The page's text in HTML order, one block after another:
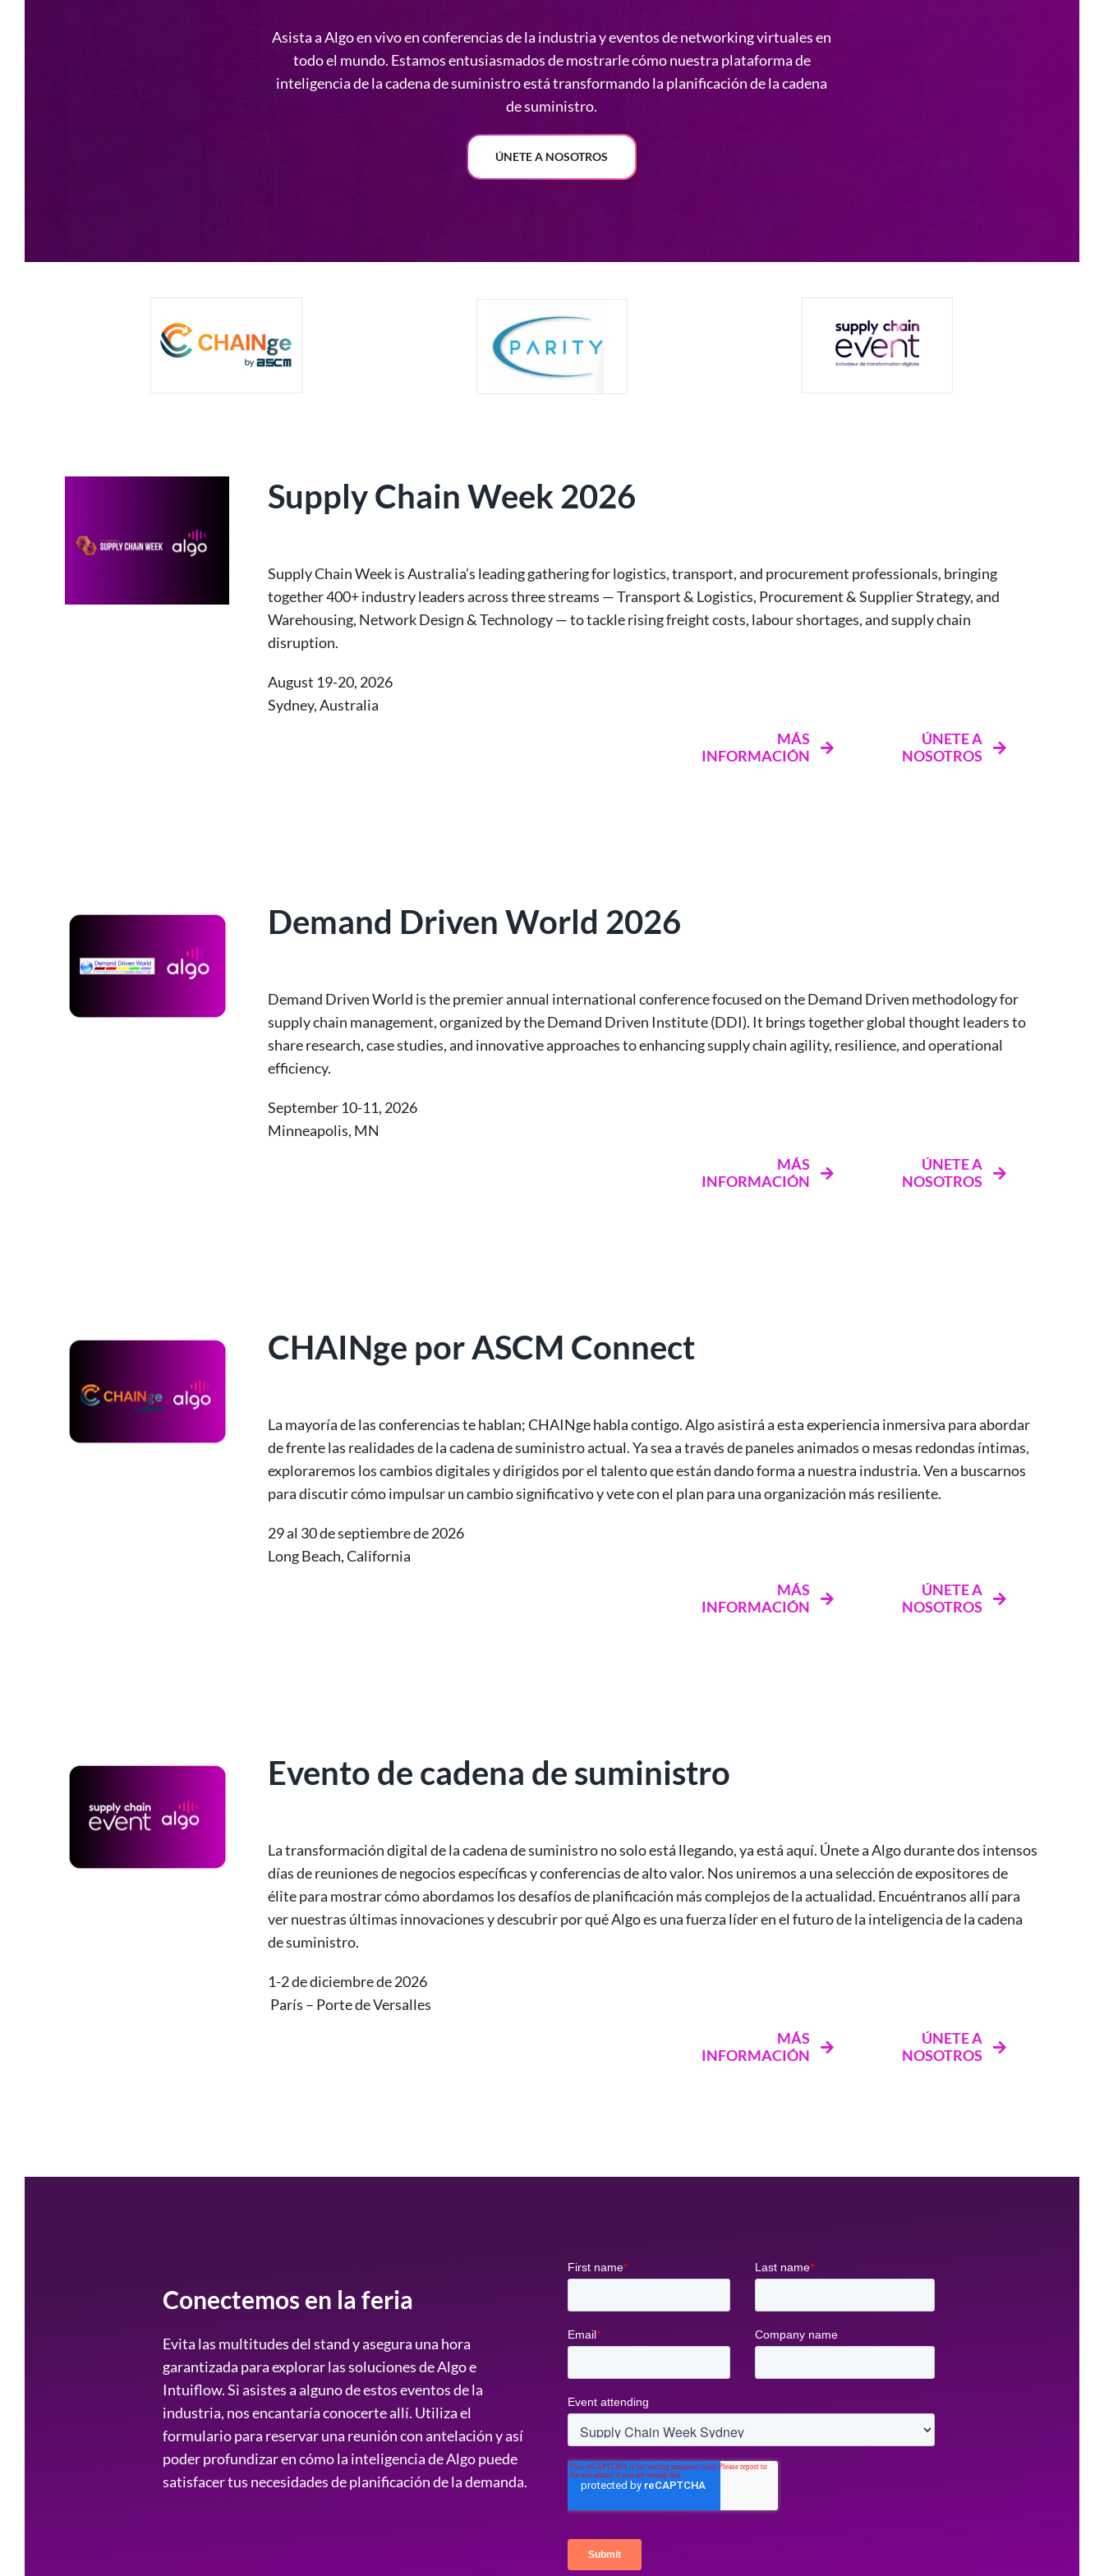
¿Es la metodología impulsada por la demanda
adecuada para su negocio?
--> Navega por nuestra biblioteca
Asista a Algo en vivo en conferencias de la industria y eventos de networking virtuales en
todo el mundo. Estamos entusiasmados de mostrarle cómo nuestra plataforma de
inteligencia de la cadena de suministro está transformando la planificación de la cadena
de suministro.
ÚNETE A NOSOTROS
Supply Chain Week 2026
Supply Chain Weekis Australia’s leading gathering for logistics, transport, and procurement professionals, bringing
together 400+ industry leaders across three streams — Transport & Logistics, Procurement & Supplier Strategy, and
Warehousing, Network Design & Technology — to tackle rising freight costs, labour shortages, and supply chain
disruption.
August 19-20, 2026
Sydney, Australia
MÁS
INFORMACIÓN
ÚNETE A
NOSOTROS
Demand Driven World 2026
Demand Driven World isthe premier annual international conference focused on the Demand Driven methodology for
supply chain management, organized by theDemand Driven Institute (DDI). It brings together global thought leaders to
share research, case studies, and innovative approaches to enhancing supply chain agility, resilience, and operational
efficiency.
September 10-11, 2026
Minneapolis, MN
MÁS
INFORMACIÓN
ÚNETE A
NOSOTROS
CHAINge por ASCM Connect
La mayoría de las conferencias te hablan; CHAINge habla contigo. Algo asistirá a esta experiencia inmersiva para abordar
de frente las realidades de la cadena de suministro actual. Ya sea a través de paneles animados o mesas redondas íntimas,
exploraremos los cambios digitales y dirigidos por el talento que están dando forma a nuestra industria. Ven a buscarnos
para discutir cómo impulsar un cambio significativo y vete con el plan para una organización más resiliente.
29 al 30 de septiembre de 2026
Long Beach, California
MÁS
INFORMACIÓN
ÚNETE A
NOSOTROS
Evento de cadena de suministro
La transformación digital de la cadena de suministro no solo está llegando, ya está aquí. Únete a Algo durante dos intensos
días de reuniones de negocios específicas y conferencias de alto valor. Nos uniremos a una selección de expositores de
élite para mostrar cómo abordamos los desafíos de planificación más complejos de la actualidad. Encuéntranos allí para
ver nuestras últimas innovaciones y descubrir por qué Algo es una fuerza líder en el futuro de la inteligencia de la cadena
de suministro.
1-2 de diciembre de 2026
París – Porte de Versalles
MÁS
INFORMACIÓN
ÚNETE A
NOSOTROS
Conectemos en la feria
Evita las multitudes del stand y asegura una hora
garantizada para explorar las soluciones de Algo e
Intuiflow. Si asistes a alguno de estos eventos de la
industria, nos encantaría conocerte allí. Utiliza el
formulario para reservar una reunión con antelación y así
poder profundizar en cómo la inteligencia de Algo puede
satisfacer tus necesidades de planificación de la demanda.